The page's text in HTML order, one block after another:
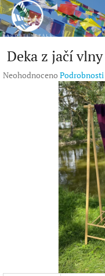
Přejít
na
obsah
Deka z jačí
Průměrné
Neohodnoceno